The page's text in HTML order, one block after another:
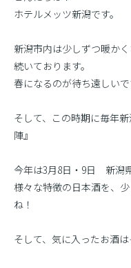
ホテルメッツ新潟です。
新潟市内は少しずつ暖か
続いております。
春になるのが待ち遠しい
そして、この時期に毎年
陣』
今年は3月8日・9日 新潟
様々な特徴の日本酒を、
ね！
そして、気に入ったお酒